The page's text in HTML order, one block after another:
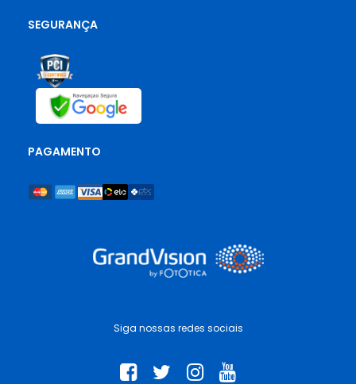
Siga nossas redes sociais
SEGURANÇA
PAGAMENTO